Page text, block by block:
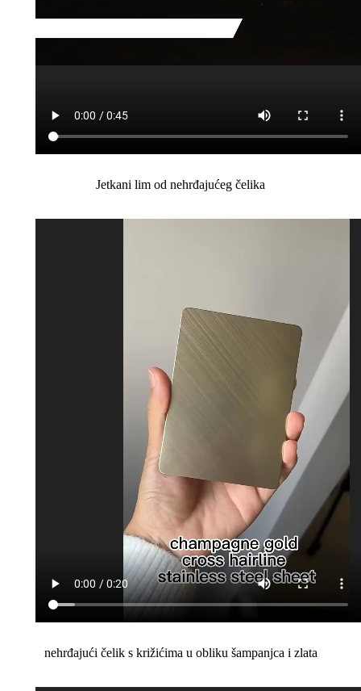
Jetkani lim od nehrđajućeg čelika
nehrđajući čelik s križićima u obliku šampanjca i zlata